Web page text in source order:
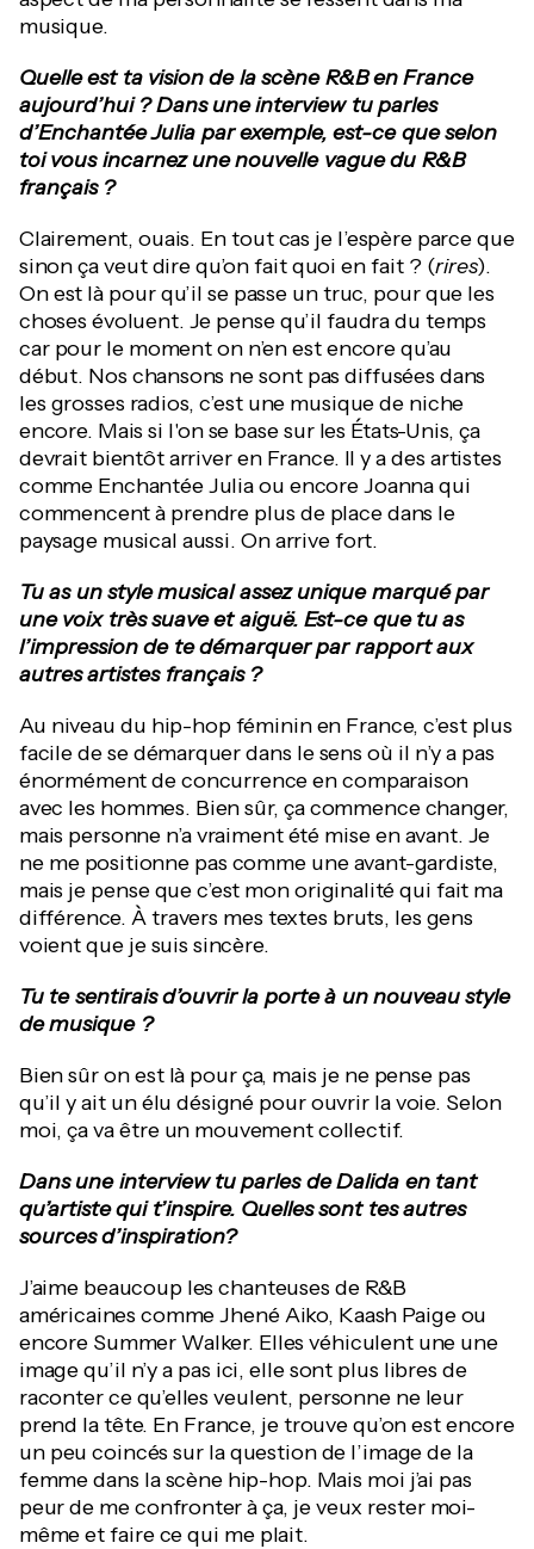
musique.
Quelle est ta vision de la scène R&B en France
aujourd’hui ? Dans une interview tu parles
d’Enchantée Julia par exemple, est-ce que selon
toi vous incarnez une nouvelle vague du R&B
français ?
Clairement, ouais. En tout cas je l’espère parce que
sinon ça veut dire qu’on fait quoi en fait ? (rires).
On est là pour qu’il se passe un truc, pour que les
choses évoluent. Je pense qu’il faudra du temps
car pour le moment on n’en est encore qu’au
début. Nos chansons ne sont pas diffusées dans
les grosses radios, c’est une musique de niche
encore. Mais si l'on se base sur les États-Unis, ça
devrait bientôt arriver en France. Il y a des artistes
comme Enchantée Julia ou encore Joanna qui
commencent à prendre plus de place dans le
paysage musical aussi. On arrive fort.
Tu as un style musical assez unique marqué par
une voix très suave et aiguë. Est-ce que tu as
l’impression de te démarquer par rapport aux
autres artistes français ?
Au niveau du hip-hop féminin en France, c’est plus
facile de se démarquer dans le sens où il n’y a pas
énormément de concurrence en comparaison
avec les hommes. Bien sûr, ça commence changer,
mais personne n’a vraiment été mise en avant. Je
ne me positionne pas comme une avant-gardiste,
mais je pense que c’est mon originalité qui fait ma
différence. À travers mes textes bruts, les gens
voient que je suis sincère.
Tu te sentirais d’ouvrir la porte à un nouveau style
de musique ?
Bien sûr on est là pour ça, mais je ne pense pas
qu’il y ait un élu désigné pour ouvrir la voie. Selon
moi, ça va être un mouvement collectif.
Dans une interview tu parles de Dalida en tant
qu’artiste qui t’inspire. Quelles sont tes autres
sources d’inspiration?
J’aime beaucoup les chanteuses de R&B
américaines comme Jhené Aiko, Kaash Paige ou
encore Summer Walker. Elles véhiculent une une
image qu’il n’y a pas ici, elle sont plus libres de
raconter ce qu’elles veulent, personne ne leur
prend la tête. En France, je trouve qu’on est encore
un peu coincés sur la question de l’image de la
femme dans la scène hip-hop. Mais moi j’ai pas
peur de me confronter à ça, je veux rester moi-
même et faire ce qui me plait.